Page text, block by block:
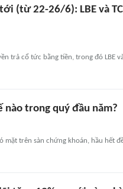
(từ 22-26/6): LBE và
trả cổ tức bằng tiền, trong đó LBE
nào trong quý đầu năm?
mặt trên sàn chứng khoán, hầu hết